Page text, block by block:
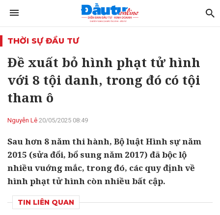
THỜI SỰ ĐẦU TƯ
Đề xuất bỏ hình phạt tử hình
với 8 tội danh, trong đó có tội
tham ô
Nguyễn Lê 20/05/2025 08:49
Sau hơn 8 năm thi hành, Bộ luật Hình sự năm
2015 (sửa đổi, bổ sung năm 2017) đã bộc lộ
nhiều vuớng mắc, trong đó, các quy định về
hình phạt tử hình còn nhiều bất cập.
TIN LIÊN QUAN